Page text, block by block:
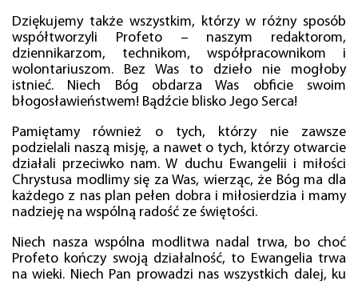
Dziękujemy także wszystkim, którzy w różny sposób
współtworzyli Profeto – naszym redaktorom,
dziennikarzom, technikom, współpracownikom i
wolontariuszom. Bez Was to dzieło nie mogłoby
istnieć. Niech Bóg obdarza Was obficie swoim
błogosławieństwem! Bądźcie blisko Jego Serca!
Pamiętamy również o tych, którzy nie zawsze
podzielali naszą misję, a nawet o tych, którzy otwarcie
działali przeciwko nam. W duchu Ewangelii i miłości
Chrystusa modlimy się za Was, wierząc, że Bóg ma dla
każdego z nas plan pełen dobra i miłosierdzia i mamy
nadzieję na wspólną radość ze świętości.
Niech nasza wspólna modlitwa nadal trwa, bo choć
Profeto kończy swoją działalność, to Ewangelia trwa
na wieki. Niech Pan prowadzi nas wszystkich dalej, ku